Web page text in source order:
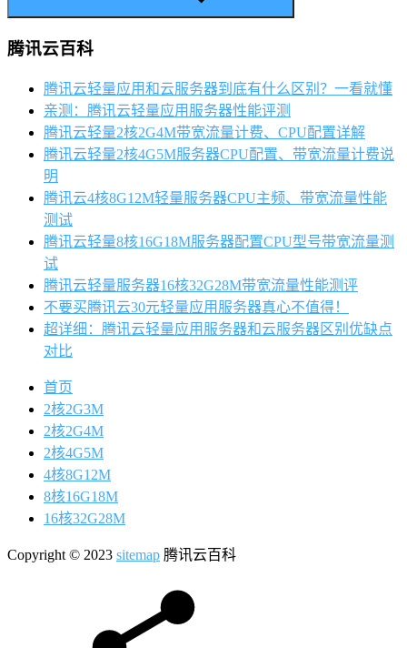
腾讯云百科
腾讯云轻量应用和云服务器到底有什么区别？一看就懂
亲测：腾讯云轻量应用服务器性能评测
腾讯云轻量2核2G4M带宽流量计费、CPU配置详解
腾讯云轻量2核4G5M服务器CPU配置、带宽流量计费说
明
腾讯云4核8G12M轻量服务器CPU主频、带宽流量性能
测试
腾讯云轻量8核16G18M服务器配置CPU型号带宽流量测
试
腾讯云轻量服务器16核32G28M带宽流量性能测评
不要买腾讯云30元轻量应用服务器真心不值得！
超详细：腾讯云轻量应用服务器和云服务器区别优缺点
对比
首页
2核2G3M
2核2G4M
2核4G5M
4核8G12M
8核16G18M
16核32G28M
Copyright © 2023 sitemap 腾讯云百科